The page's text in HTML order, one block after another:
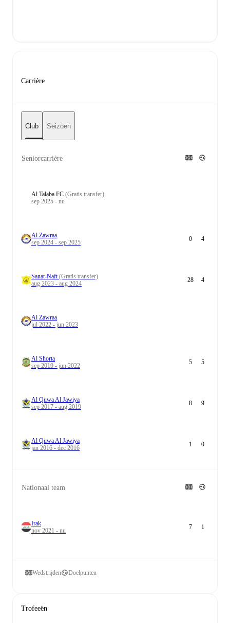
Carrière
Club Seizoen
Seniorcarrière
Al Talaba FC (Gratis transfer)
sep 2025 - nu
Al Zawraa
sep 2024 - sep 2025
0 4
Sanat-Naft(Gratis transfer)
aug 2023 - aug 2024
28 4
Al Zawraa
jul 2022 - jun 2023
Al Shorta
sep 2019 - jun 2022
5 5
Al Quwa Al Jawiya
sep 2017 - aug 2019
8 9
Al Quwa Al Jawiya
jan 2016 - dec 2016
1 0
Nationaal team
Irak
nov 2021 - nu
7 1
Wedstrijden Doelpunten
Trofeeën